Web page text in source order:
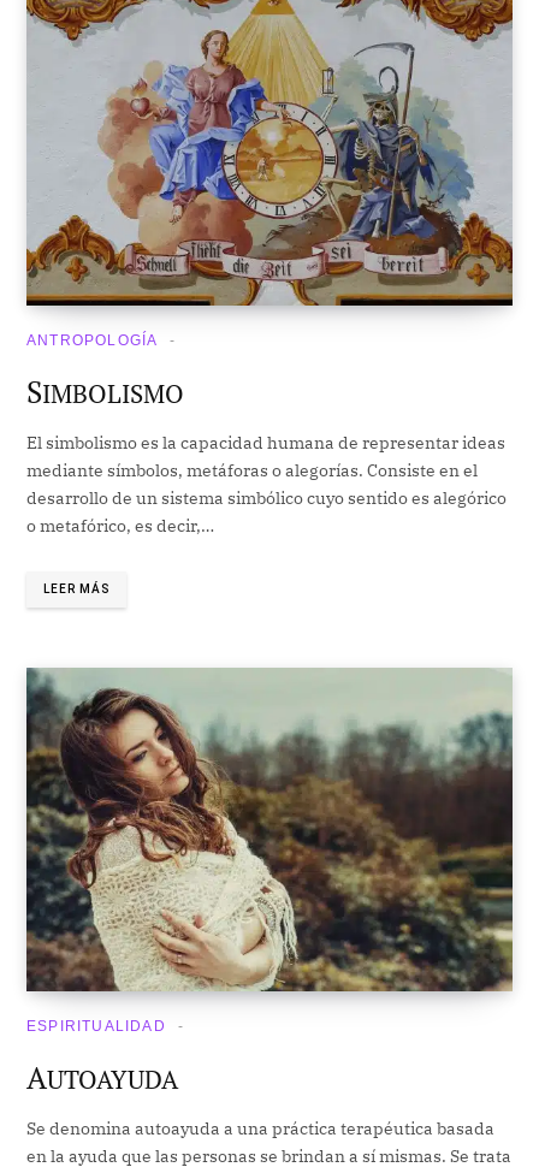
ANTROPOLOGÍA
SIMBOLISMO
El simbolismo es la capacidad humana de representar ideas
mediante símbolos, metáforas o alegorías. Consiste en el
desarrollo de un sistema simbólico cuyo sentido es alegórico
o metafórico, es decir,…
LEER MÁS
ESPIRITUALIDAD
AUTOAYUDA
Se denomina autoayuda a una práctica terapéutica basada
en la ayuda que las personas se brindan a sí mismas. Se trata